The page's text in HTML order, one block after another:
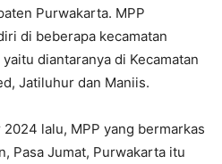
Purwakarta. MPP
di beberapa kecamatan
diantaranya di Kecamatan
Jatiluhur dan Maniis.
lalu, MPP yang bermarkas
Pasa Jumat, Purwakarta itu